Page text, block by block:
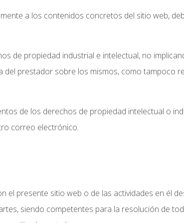
a los contenidos concretos del sitio web,
de propiedad industrial e intelectual, no
prestador sobre los mismos, como tampoco
de los derechos de propiedad intelectual o
correo electrónico.
presente sitio web o de las actividades en él
siendo competentes para la resolución de